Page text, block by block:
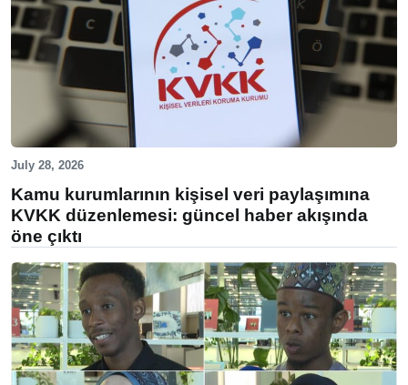
July 28, 2026
Kamu kurumlarının kişisel veri paylaşımına
KVKK düzenlemesi: güncel haber akışında
öne çıktı